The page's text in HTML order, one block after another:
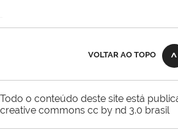
VOLTAR AO TOPO
Todo o conteúdo deste site está
creative commons cc by nd 3.0 brasil